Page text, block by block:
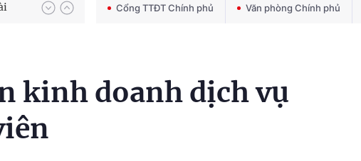
Cổng TTĐT Chính phủ Văn phòng Chính phủ
kinh doanh dịch vụ